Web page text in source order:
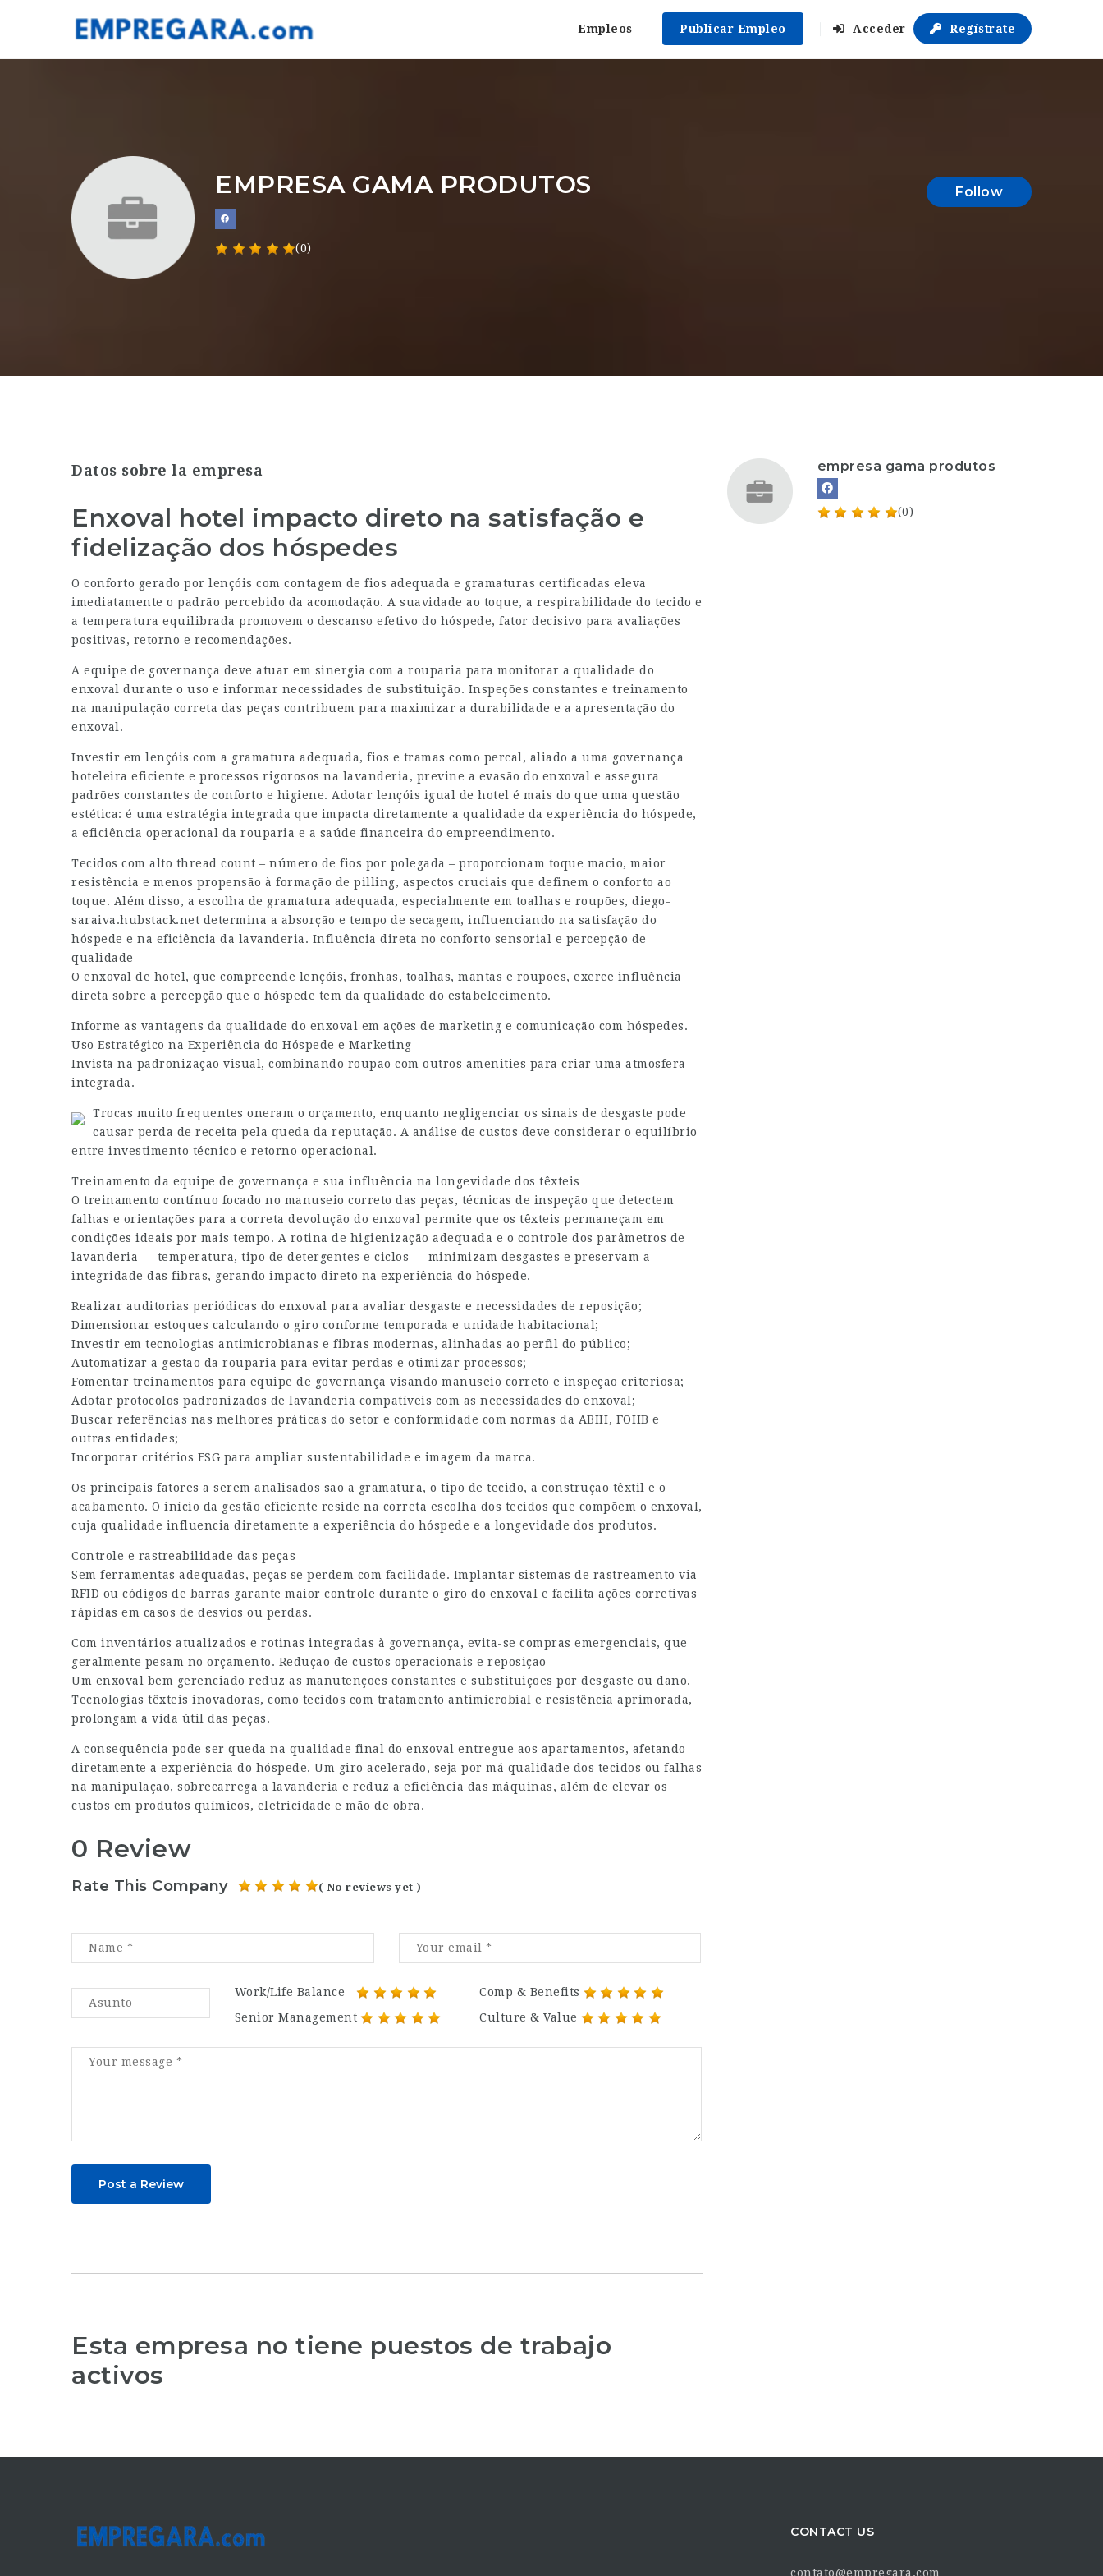
Empleos Publicar Empleo Acceder Regístrate
EMPRESA GAMA PRODUTOS
(0)
Follow
Datos sobre la empresa
Enxoval hotel impacto direto na satisfação e
fidelização dos hóspedes
O conforto gerado por lençóis com contagem de fios adequada e gramaturas certificadas eleva
imediatamente o padrão percebido da acomodação. A suavidade ao toque, a respirabilidade do tecido e
a temperatura equilibrada promovem o descanso efetivo do hóspede, fator decisivo para avaliações
positivas, retorno e recomendações.
A equipe de governança deve atuar em sinergia com a rouparia para monitorar a qualidade do
enxoval durante o uso e informar necessidades de substituição. Inspeções constantes e treinamento
na manipulação correta das peças contribuem para maximizar a durabilidade e a apresentação do
enxoval.
Investir em lençóis com a gramatura adequada, fios e tramas como percal, aliado a uma governança
hoteleira eficiente e processos rigorosos na lavanderia, previne a evasão do enxoval e assegura
padrões constantes de conforto e higiene. Adotar lençóis igual de hotel é mais do que uma questão
estética: é uma estratégia integrada que impacta diretamente a qualidade da experiência do hóspede,
a eficiência operacional da rouparia e a saúde financeira do empreendimento.
Tecidos com alto thread count – número de fios por polegada – proporcionam toque macio, maior
resistência e menos propensão à formação de pilling, aspectos cruciais que definem o conforto ao
toque. Além disso, a escolha de gramatura adequada, especialmente em toalhas e roupões, diego-
saraiva.hubstack.net determina a absorção e tempo de secagem, influenciando na satisfação do
hóspede e na eficiência da lavanderia. Influência direta no conforto sensorial e percepção de
qualidade
O enxoval de hotel, que compreende lençóis, fronhas, toalhas, mantas e roupões, exerce influência
direta sobre a percepção que o hóspede tem da qualidade do estabelecimento.
Informe as vantagens da qualidade do enxoval em ações de marketing e comunicação com hóspedes.
Uso Estratégico na Experiência do Hóspede e Marketing
Invista na padronização visual, combinando roupão com outros amenities para criar uma atmosfera
integrada.
Trocas muito frequentes oneram o orçamento, enquanto negligenciar os sinais de desgaste pode
causar perda de receita pela queda da reputação. A análise de custos deve considerar o equilíbrio
entre investimento técnico e retorno operacional.
Treinamento da equipe de governança e sua influência na longevidade dos têxteis
O treinamento contínuo focado no manuseio correto das peças, técnicas de inspeção que detectem
falhas e orientações para a correta devolução do enxoval permite que os têxteis permaneçam em
condições ideais por mais tempo. A rotina de higienização adequada e o controle dos parâmetros de
lavanderia — temperatura, tipo de detergentes e ciclos — minimizam desgastes e preservam a
integridade das fibras, gerando impacto direto na experiência do hóspede.
Realizar auditorias periódicas do enxoval para avaliar desgaste e necessidades de reposição;
Dimensionar estoques calculando o giro conforme temporada e unidade habitacional;
Investir em tecnologias antimicrobianas e fibras modernas, alinhadas ao perfil do público;
Automatizar a gestão da rouparia para evitar perdas e otimizar processos;
Fomentar treinamentos para equipe de governança visando manuseio correto e inspeção criteriosa;
Adotar protocolos padronizados de lavanderia compatíveis com as necessidades do enxoval;
Buscar referências nas melhores práticas do setor e conformidade com normas da ABIH, FOHB e
outras entidades;
Incorporar critérios ESG para ampliar sustentabilidade e imagem da marca.
Os principais fatores a serem analisados são a gramatura, o tipo de tecido, a construção têxtil e o
acabamento. O início da gestão eficiente reside na correta escolha dos tecidos que compõem o enxoval,
cuja qualidade influencia diretamente a experiência do hóspede e a longevidade dos produtos.
Controle e rastreabilidade das peças
Sem ferramentas adequadas, peças se perdem com facilidade. Implantar sistemas de rastreamento via
RFID ou códigos de barras garante maior controle durante o giro do enxoval e facilita ações corretivas
rápidas em casos de desvios ou perdas.
Com inventários atualizados e rotinas integradas à governança, evita-se compras emergenciais, que
geralmente pesam no orçamento. Redução de custos operacionais e reposição
Um enxoval bem gerenciado reduz as manutenções constantes e substituições por desgaste ou dano.
Tecnologias têxteis inovadoras, como tecidos com tratamento antimicrobial e resistência aprimorada,
prolongam a vida útil das peças.
A consequência pode ser queda na qualidade final do enxoval entregue aos apartamentos, afetando
diretamente a experiência do hóspede. Um giro acelerado, seja por má qualidade dos tecidos ou falhas
na manipulação, sobrecarrega a lavanderia e reduz a eficiência das máquinas, além de elevar os
custos em produtos químicos, eletricidade e mão de obra.
0 Review
Rate This Company ( No reviews yet )
Work/Life Balance
Comp & Benefits
Senior Management
Culture & Value
Post a Review
Esta empresa no tiene puestos de trabajo
activos
empresa gama produtos
(0)
CONTACT US
contato@empregara.com